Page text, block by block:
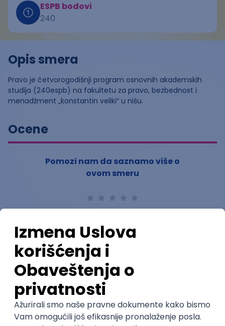
ESPB bodovi
240
Opis smera
Pravo je četvorogodišnji program osnovnih akademskih
studija (240espb) na fakultetu za pravo, bezbednost i
menadžment „konstantin veliki“ u nišu.
Ocene
Pomozi nam da saznamo više o
ovom smeru
Ostavi ocenu
Nastavni kadar
Stečeno znanje
Karijerne mogućnosti